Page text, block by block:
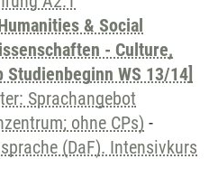
& Social
- Culture,
Studienbeginn WS 13/14]
Sprachangebot
ohne CPs) -
(DaF). Intensivkurs